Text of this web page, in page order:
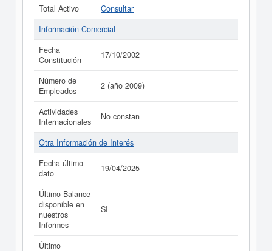
Total Activo
Consultar
Información Comercial
Fecha
Constitución
17/10/2002
Número de
Empleados
2 (año 2009)
Actividades
Internacionales
No constan
Otra Información de Interés
Fecha último
dato
19/04/2025
Último Balance
disponible en
nuestros
Informes
SI
Último